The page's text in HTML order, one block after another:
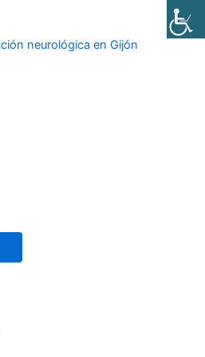
neurológica en Gijón